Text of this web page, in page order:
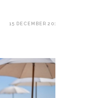
15 DECEMBER 2019